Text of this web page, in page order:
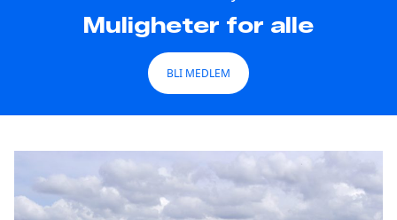
Muligheter for alle
BLI MEDLEM